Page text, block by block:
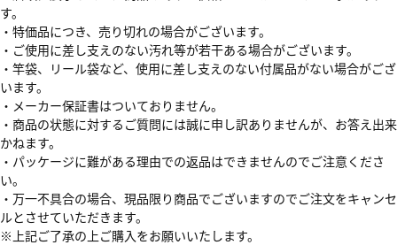
す。
・特価品につき、売り切れの場合がございます。
・ご使用に差し支えのない汚れ等が若干ある場合がございます。
・竿袋、リール袋など、使用に差し支えのない付属品がない場合がござ
います。
・メーカー保証書はついておりません。
・商品の状態に対するご質問には誠に申し訳ありませんが、お答え出来
かねます。
・パッケージに難がある理由での返品はできませんのでご注意くださ
い。
・万一不具合の場合、現品限り商品でございますのでご注文をキャンセ
ルとさせていただきます。
※上記ご了承の上ご購入をお願いいたします。